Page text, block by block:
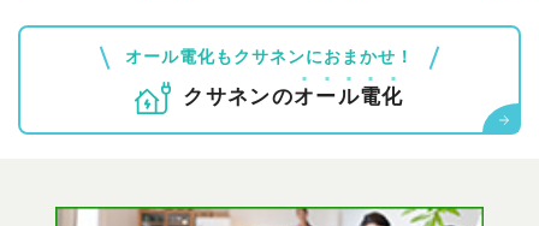
オール電化もクサネンにおまかせ！
クサネンのオール電化